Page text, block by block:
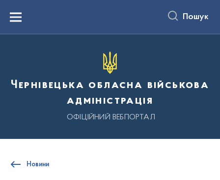
вмістуMenu Пошук
Чернівецька обласна військова
адміністрація
ОФІЦІЙНИЙ ВЕБПОРТАЛ
Новини